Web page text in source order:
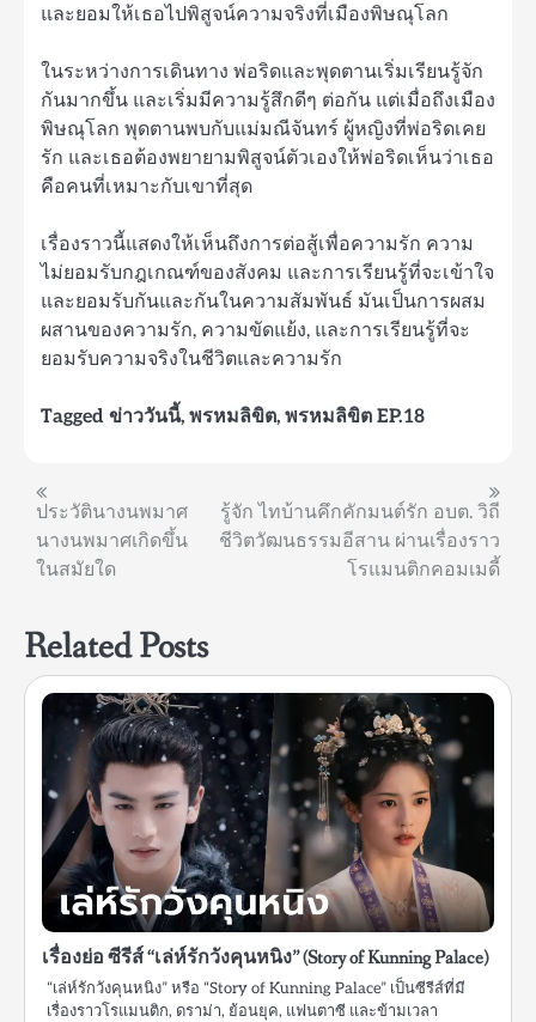
และยอมให้เธอไปพิสูจน์ความจริงที่เมืองพิษณุโลก
ในระหว่างการเดินทาง พ่อริดและพุดตานเริ่มเรียนรู้จัก
กันมากขึ้น และเริ่มมีความรู้สึกดีๆ ต่อกัน แต่เมื่อถึงเมือง
พิษณุโลก พุดตานพบกับแม่มณีจันทร์ ผู้หญิงที่พ่อริดเคย
รัก และเธอต้องพยายามพิสูจน์ตัวเองให้พ่อริดเห็นว่าเธอ
คือคนที่เหมาะกับเขาที่สุด
เรื่องราวนี้แสดงให้เห็นถึงการต่อสู้เพื่อความรัก ความ
ไม่ยอมรับกฎเกณฑ์ของสังคม และการเรียนรู้ที่จะเข้าใจ
และยอมรับกันและกันในความสัมพันธ์ มันเป็นการผสม
ผสานของความรัก, ความขัดแย้ง, และการเรียนรู้ที่จะ
ยอมรับความจริงในชีวิตและความรัก
Tagged ข่าววันนี้, พรหมลิขิต, พรหมลิขิต EP.18
แนะแนว
เรื่อง
ประวัตินางนพมาศ
นางนพมาศเกิดขึ้น
ในสมัยใด
รู้จัก ไทบ้านคึกคักมนต์รัก อบต. วิถี
ชีวิตวัฒนธรรมอีสาน ผ่านเรื่องราว
โรแมนติกคอมเมดี้
Related Posts
เรื่องย่อ ซีรีส์ “เล่ห์รักวังคุนหนิง” (Story of Kunning Palace)
“เล่ห์รักวังคุนหนิง” หรือ “Story of Kunning Palace” เป็นซีรีส์ที่มี
เรื่องราวโรแมนติก, ดราม่า, ย้อนยุค, แฟนตาซี และข้ามเวลา